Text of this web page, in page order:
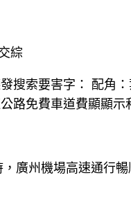
綜
搜索要害字： 配角
路免費車道費顯顯示
廣州機場高速通行暢